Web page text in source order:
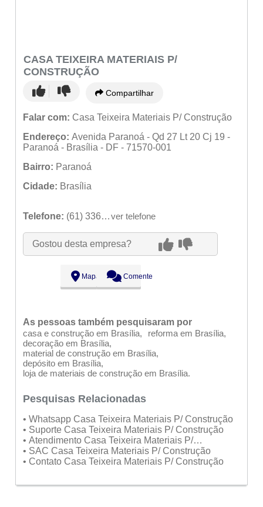
CASA TEIXEIRA MATERIAIS P/
CONSTRUÇÃO
Compartilhar
Falar com: Casa Teixeira Materiais P/ Construção
Endereço: Avenida Paranoá - Qd 27 Lt 20 Cj 19 -
Paranoá - Brasília - DF - 71570-001
Bairro: Paranoá
Cidade: Brasília
Telefone: (61) 3369-1682 ver telefone
Gostou desta empresa?
Mapa Comente
As pessoas também pesquisaram por
casa e construção em Brasília
reforma em Brasília
decoração em Brasília
material de construção em Brasília
depósito em Brasília
loja de materiais de construção em Brasília
Pesquisas Relacionadas
• Whatsapp Casa Teixeira Materiais P/ Construção
• Suporte Casa Teixeira Materiais P/ Construção
• Atendimento Casa Teixeira Materiais P/
Construção
• SAC Casa Teixeira Materiais P/ Construção
• Contato Casa Teixeira Materiais P/ Construção